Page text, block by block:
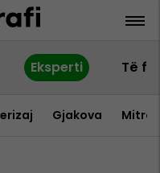
Eksperti Të
Gjakova